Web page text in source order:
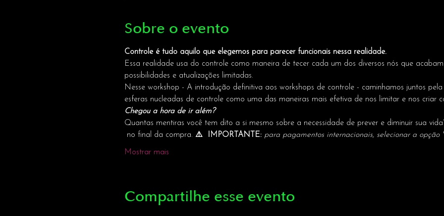
Sobre o evento
Controle é tudo aquilo que elegemos para parecer funcionais nessa realidade.
Essa realidade usa do controle como maneira de tecer cada um dos diversos nós que
possibilidades e atualizações limitadas.
Nesse workshop - A introdução definitiva aos workshops de controle - caminhamos juntos
esferas nucleadas de controle como uma das maneiras mais efetiva de nos limitar e nos criar
Chegou a hora de ir além?
Quantas mentiras você tem dito a si mesmo sobre a necessidade de prever e diminuir sua
no final da compra. ⚠️  IMPORTANTE: para pagamentos internacionais, selecionar a opção
Mostrar mais
Compartilhe esse evento